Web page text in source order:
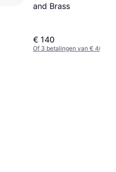
and Brass
€ 140
Of 3 betalingen van € 46,66/